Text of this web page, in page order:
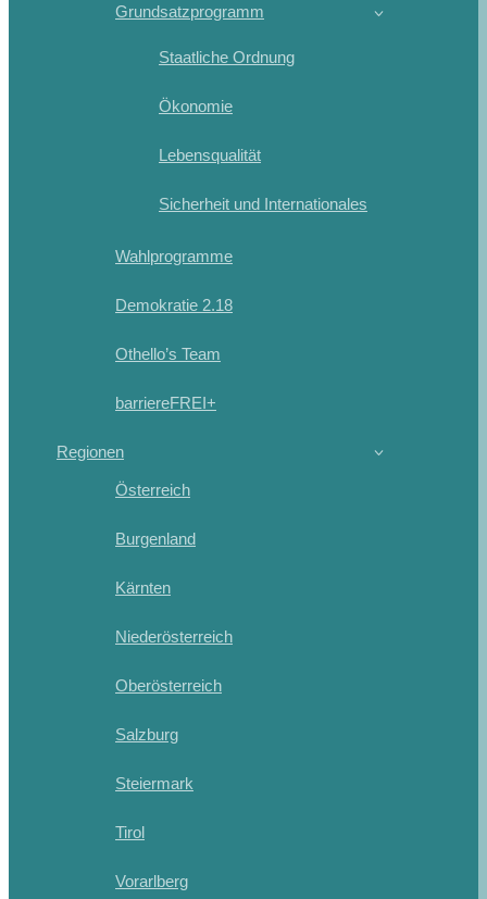
Grundsatzprogramm
Staatliche Ordnung
Ökonomie
Lebensqualität
Sicherheit und Internationales
Wahlprogramme
Demokratie 2.18
Othello’s Team
barriereFREI+
Regionen
Österreich
Burgenland
Kärnten
Niederösterreich
Oberösterreich
Salzburg
Steiermark
Tirol
Vorarlberg